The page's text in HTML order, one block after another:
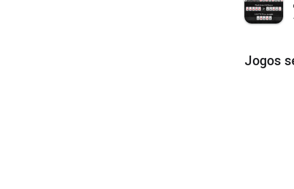
Jogos